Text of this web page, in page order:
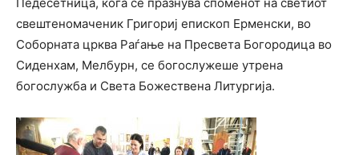
свештеномаченик Григориј епископ Ерменски, во
Соборната црква Раѓање на Пресвета Богородица во
Сиденхам, Мелбурн, се богослужеше утрена
богослужба и Света Божествена Литургија.